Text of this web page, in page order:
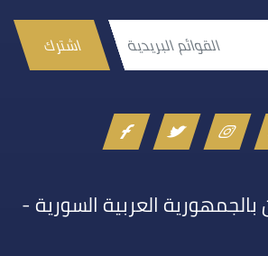
اشترك
بالجمهورية العربية السورية -